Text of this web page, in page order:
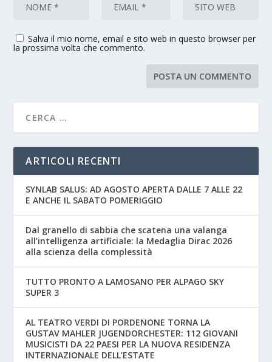
Salva il mio nome, email e sito web in questo browser per
la prossima volta che commento.
ARTICOLI RECENTI
SYNLAB SALUS: AD AGOSTO APERTA DALLE 7 ALLE 22
E ANCHE IL SABATO POMERIGGIO
Dal granello di sabbia che scatena una valanga
all’intelligenza artificiale: la Medaglia Dirac 2026
alla scienza della complessità
TUTTO PRONTO A LAMOSANO PER ALPAGO SKY
SUPER 3
AL TEATRO VERDI DI PORDENONE TORNA LA
GUSTAV MAHLER JUGENDORCHESTER: 112 GIOVANI
MUSICISTI DA 22 PAESI PER LA NUOVA RESIDENZA
INTERNAZIONALE DELL’ESTATE